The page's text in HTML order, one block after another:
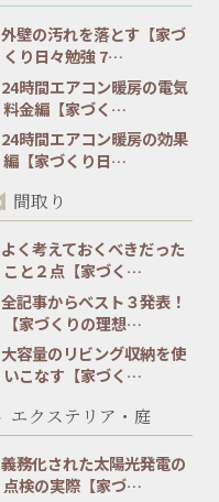
外壁の汚れを落とす【家づ
くり日々勉強 7…
24時間エアコン暖房の電気
料金編【家づく…
24時間エアコン暖房の効果
編【家づくり日…
間取り
よく考えておくべきだった
こと２点【家づく…
全記事からベスト３発表！
【家づくりの理想…
大容量のリビング収納を使
いこなす【家づく…
エクステリア・庭
義務化された太陽光発電の
点検の実際【家づ…